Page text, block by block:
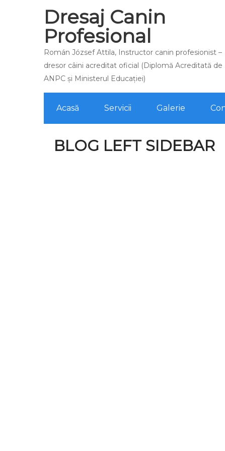
Dresaj Canin
Profesional
Román József Attila, Instructor canin profesionist –
dresor câini acreditat oficial (Diplomă Acreditată de
ANPC și Ministerul Educației)
Acasă Servicii Galerie
BLOG LEFT SIDEBAR